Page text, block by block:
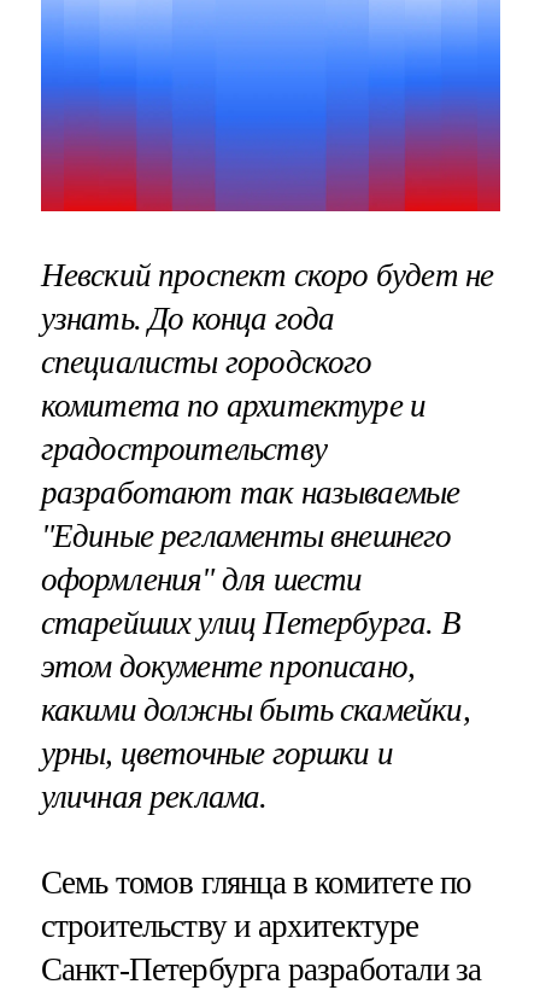
Невский проспект скоро будет не
узнать. До конца года
специалисты городского
комитета по архитектуре и
градостроительству
разработают так называемые
"Единые регламенты внешнего
оформления" для шести
старейших улиц Петербурга. В
этом документе прописано,
какими должны быть скамейки,
урны, цветочные горшки и
уличная реклама.
Семь томов глянца в комитете по
строительству и архитектуре
Санкт-Петербурга разработали за